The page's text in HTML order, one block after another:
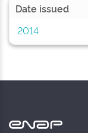
Date issued
2014